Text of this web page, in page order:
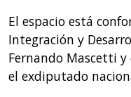
El espacio está
Integración y
Fernando Mascetti
el exdiputado